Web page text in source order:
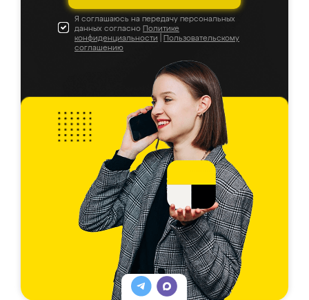
Я соглашаюсь на передачу персональных
данных согласно Политике
конфиденциальности
Пользовательскому
соглашению